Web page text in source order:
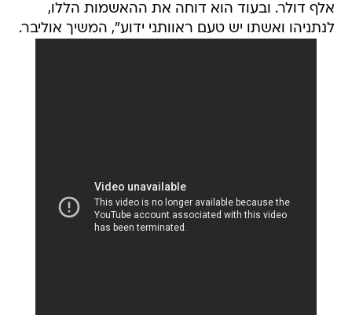
אלף דולר. ובעוד הוא דוחה את ההאשמות הללו,
לנתניהו ואשתו יש טעם ראוותני ידוע", המשיך אוליבר.